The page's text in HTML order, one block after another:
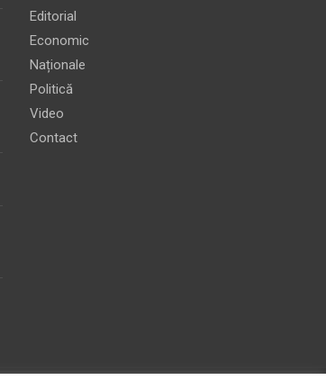
Editorial
Economic
Naționale
Politică
Video
Contact